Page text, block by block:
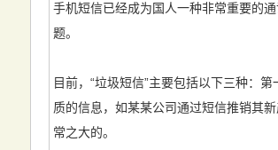
手机短信已经成为国人一种非常重要的
题。
目前，“垃圾短信”主要包括以下三种：
质的信息，如某某公司通过短信推销其
常之大的。